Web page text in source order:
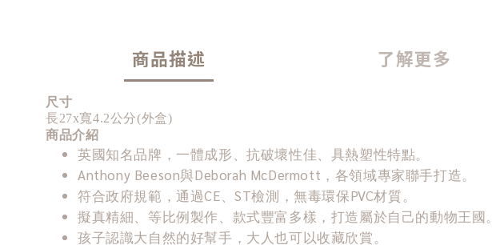
商品描述 了解更多
尺寸
長27x寬4.2公分(外盒)
商品介紹
英國知名品牌，一體成形、抗破壞性佳、具熱塑性特點。
Anthony Beeson與Deborah McDermott，各領域專家聯手打造。
符合政府規範，通過CE、ST檢測，無毒環保PVC材質。
擬真精細、等比例製作、款式豐富多樣，打造屬於自己的動物王國。
孩子認識大自然的好幫手，大人也可以收藏欣賞。